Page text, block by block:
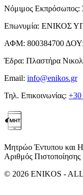
Νόμιμος Εκπρόσωπος:
Επωνυμία: ΕΝΙΚΟΣ
ΑΦΜ: 800384700 ΔΟΥ:
Έδρα: Πλαστήρα
Email: info@enikos.gr
Τηλ. Επικοινωνίας: +30
Μητρώο Έντυπου και
Αριθμός
© 2026 ENIKOS -